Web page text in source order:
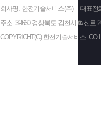
회사명. 한전기술서비스(주)
대표전
주소 .39660 경상북도 김천시 혁신로
COPYRIGHT(C) 한전기술서비스.